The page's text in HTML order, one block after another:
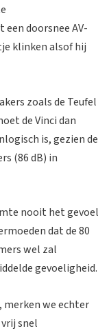
een doorsnee AV-
klinken alsof hij
zoals de Teufel
de Vinci dan
is, gezien de
(86 dB) in
nooit het gevoel
dat de 80
wel zal
gevoeligheid.
we echter
snel